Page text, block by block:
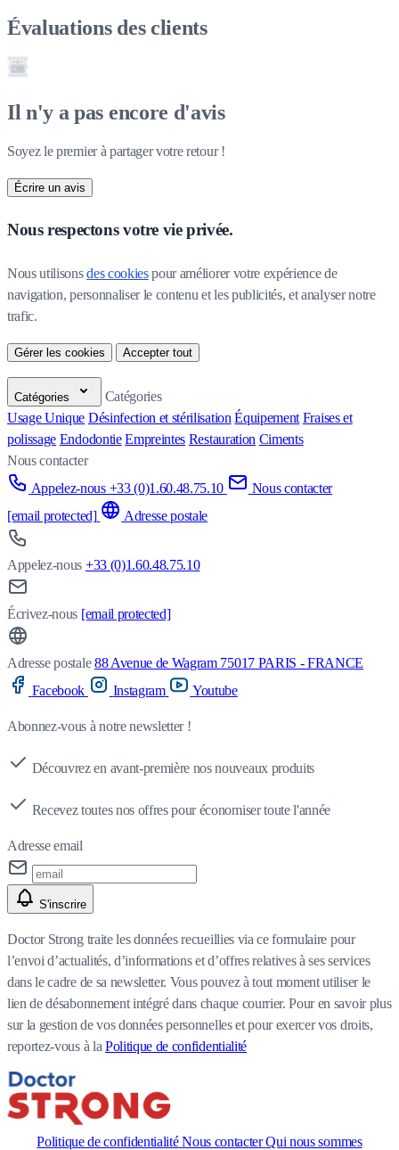
Évaluations des clients
Il n'y a pas encore d'avis
Soyez le premier à partager votre retour !
Écrire un avis
Nous respectons votre vie privée.
Nous utilisons des cookies pour améliorer votre expérience de
navigation, personnaliser le contenu et les publicités, et analyser notre
trafic.
Gérer les cookies Accepter tout
Catégories
Catégories
Usage Unique Désinfection et stérilisation Équipement Fraises et
polissage Endodontie Empreintes Restauration Ciments
Nous contacter
Appelez-nous +33 (0)1.60.48.75.10
Nous contacter
[email protected]
Adresse postale
Appelez-nous +33 (0)1.60.48.75.10
Écrivez-nous [email protected]
Adresse postale 88 Avenue de Wagram 75017 PARIS - FRANCE
Facebook
Instagram Youtube
Abonnez-vous à notre newsletter !
Découvrez en avant-première nos nouveaux produits
Recevez toutes nos offres pour économiser toute l'année
Adresse email
S'inscrire
Doctor Strong traite les données recueillies via ce formulaire pour
l’envoi d’actualités, d’informations et d’offres relatives à ses services
dans le cadre de sa newsletter. Vous pouvez à tout moment utiliser le
lien de désabonnement intégré dans chaque courrier. Pour en savoir plus
sur la gestion de vos données personnelles et pour exercer vos droits,
reportez-vous à la Politique de confidentialité
Politique de confidentialité Nous contacter Qui nous sommes